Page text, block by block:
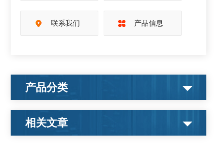
联系我们 产品信息
产品分类
相关文章